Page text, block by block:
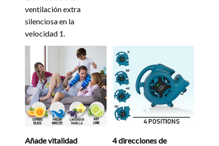
ventilación extra
silenciosa en la
velocidad 1.
Añade vitalidad
4 direcciones de